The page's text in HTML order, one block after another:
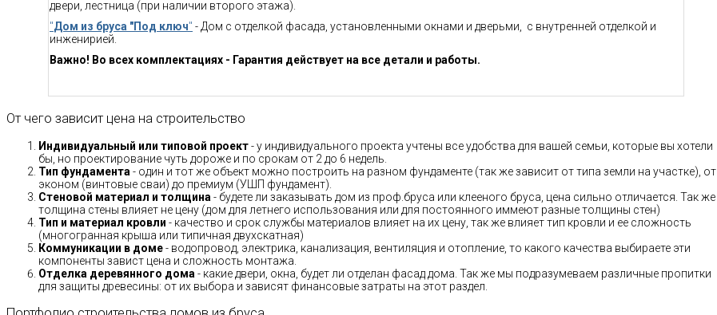
двери, лестница (при наличии второго этажа).
"Дом из бруса "Под ключ" - Дом с отделкой фасада, установленными окнами и дверьми, с внутренней отделкой и
инженирией.
Важно! Во всех комплектациях - Гарантия действует на все детали и работы.
От чего зависит цена на строительство
Индивидуальный или типовой проект- у индивидуального проекта учтены все удобства для вашей семьи, которые вы хотели
бы, но проектирование чуть дороже и по срокам от 2 до 6 недель.
Тип фундамента - один и тот же объект можно построить на разном фундаменте (так же зависит от типа земли на участке), от
эконом (винтовые сваи) до премиум (УШП фундамент).
Стеновой материал и толщина - будете ли заказывать дом из проф.бруса или клееного бруса, цена сильно отличается. Так же
толщина стены влияет не цену (дом для летнего использования или для постоянного иммеют разные толщины стен)
Тип и материал кровли - качество и срок службы материалов влияет на их цену, так же влияет тип кровли и ее сложность
(многогранная крыша или типичная двухскатная)
Коммуникации в доме- водопровод, электрика, канализация, вентиляция и отопление, то какого качества выбираете эти
компоненты завист цена и сложность монтажа.
Отделка деревянного дома - какие двери, окна, будет ли отделан фасад дома. Так же мы подразумеваем различные пропитки
для защиты древесины: от их выбора и зависят финансовые затраты на этот раздел.